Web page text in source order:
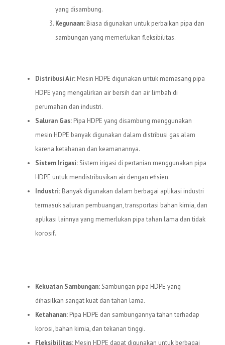
yang disambung.
Kegunaan: Biasa digunakan untuk perbaikan pipa dan
sambungan yang memerlukan fleksibilitas.
Distribusi Air: Mesin HDPE digunakan untuk memasang pipa
HDPE yang mengalirkan air bersih dan air limbah di
perumahan dan industri.
Saluran Gas: Pipa HDPE yang disambung menggunakan
mesin HDPE banyak digunakan dalam distribusi gas alam
karena ketahanan dan keamanannya.
Sistem Irigasi:Sistem irigasi di pertanian menggunakan pipa
HDPE untuk mendistribusikan air dengan efisien.
Industri: Banyak digunakan dalam berbagai aplikasi industri
termasuk saluran pembuangan, transportasi bahan kimia, dan
aplikasi lainnya yang memerlukan pipa tahan lama dan tidak
korosif.
Kekuatan Sambungan:Sambungan pipa HDPE yang
dihasilkan sangat kuat dan tahan lama.
Ketahanan: Pipa HDPE dan sambungannya tahan terhadap
korosi, bahan kimia, dan tekanan tinggi.
Fleksibilitas: Mesin HDPE dapat digunakan untuk berbagai